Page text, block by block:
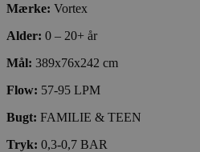
Mærke: Vortex
Alder: 0 – 20+ år
Mål: 389x76x242 cm
Flow: 57-95 LPM
Bugt: FAMILIE & TEEN
Tryk: 0,3-0,7 BAR